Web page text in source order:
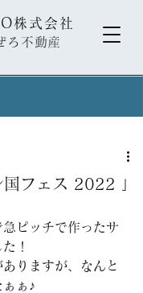
株式会社
ろ不動産
国フェス 2022 」
ピッチで作ったサ
！
りますが、なんと
ぁ♪